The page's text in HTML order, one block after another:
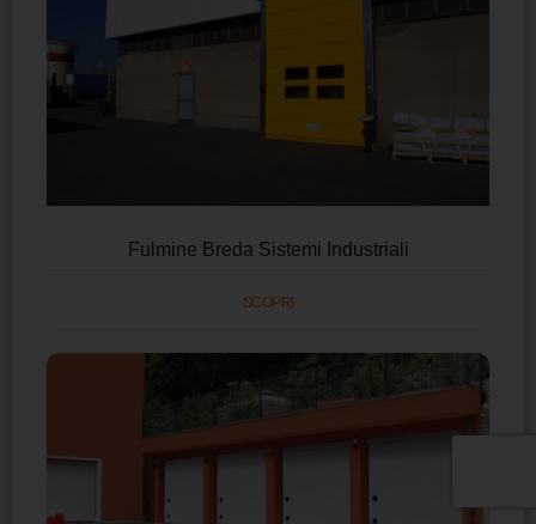
Fulmine Breda Sistemi Industriali
SCOPRI